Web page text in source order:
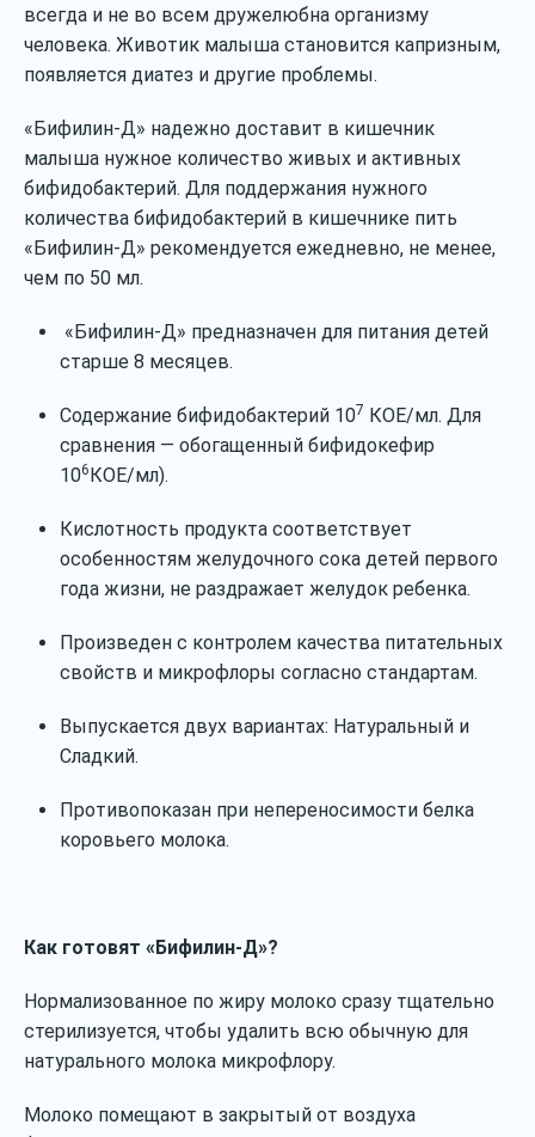
всегда и не во всем дружелюбна организму
человека. Животик малыша становится капризным,
появляется диатез и другие проблемы.
«Бифилин-Д» надежно доставит в кишечник
малыша нужное количество живых и активных
бифидобактерий. Для поддержания нужного
количества бифидобактерий в кишечнике пить
«Бифилин-Д» рекомендуется ежедневно, не менее,
чем по 50 мл.
«Бифилин-Д» предназначен для питания детей
старше 8 месяцев.
Содержание бифидобактерий 107 КОЕ/мл. Для
сравнения — обогащенный бифидокефир
106 КОЕ/мл).
Кислотность продукта соответствует
особенностям желудочного сока детей первого
года жизни, не раздражает желудок ребенка.
Произведен с контролем качества питательных
свойств и микрофлоры согласно стандартам.
Выпускается двух вариантах: Натуральный и
Сладкий.
Противопоказан при непереносимости белка
коровьего молока.
Как готовят «Бифилин-Д»?
Нормализованное по жиру молоко сразу тщательно
стерилизуется, чтобы удалить всю обычную для
натурального молока микрофлору.
Молоко помещают в закрытый от воздуха